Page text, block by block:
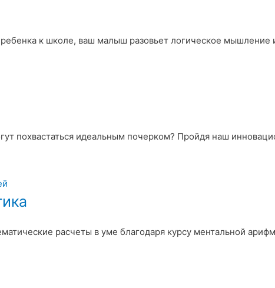
к школе, ваш малыш разовьет логическое мышление
похвастаться идеальным почерком? Пройдя наш
расчеты в уме благодаря курсу ментальной